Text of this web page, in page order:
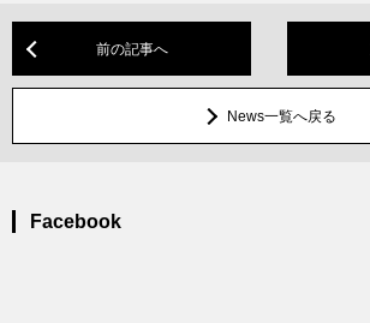
前の記事へ
News一覧へ戻る
Facebook